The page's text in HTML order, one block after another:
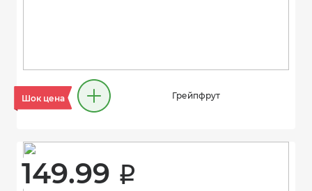
Шок цена Грейпфрут
149.99 i